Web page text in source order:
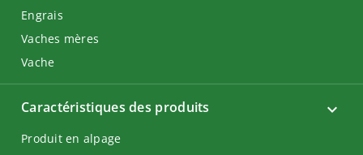
Engrais
Vaches mères
Vache
Caractéristiques des produits
Produit en alpage